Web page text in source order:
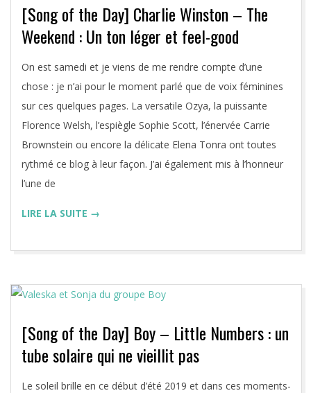
[Song of the Day] Charlie Winston – The
Weekend : Un ton léger et feel-good
2019-
08-
17
On est samedi et je viens de me rendre compte d’une
chose : je n’ai pour le moment parlé que de voix féminines
sur ces quelques pages. La versatile Ozya, la puissante
Florence Welsh, l’espiègle Sophie Scott, l’énervée Carrie
Brownstein ou encore la délicate Elena Tonra ont toutes
rythmé ce blog à leur façon. J’ai également mis à l’honneur
l’une de
LIRE LA SUITE →
[Song of the Day] Boy – Little Numbers : un
tube solaire qui ne vieillit pas
2019-
Le soleil brille en ce début d’été 2019 et dans ces moments-